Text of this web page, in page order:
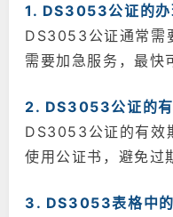
1. DS3053公证的办
DS3053公证通常需
需要加急服务，最快
2. DS3053公证的有
DS3053公证的有效
使用公证书，避免过
3. DS3053表格中的